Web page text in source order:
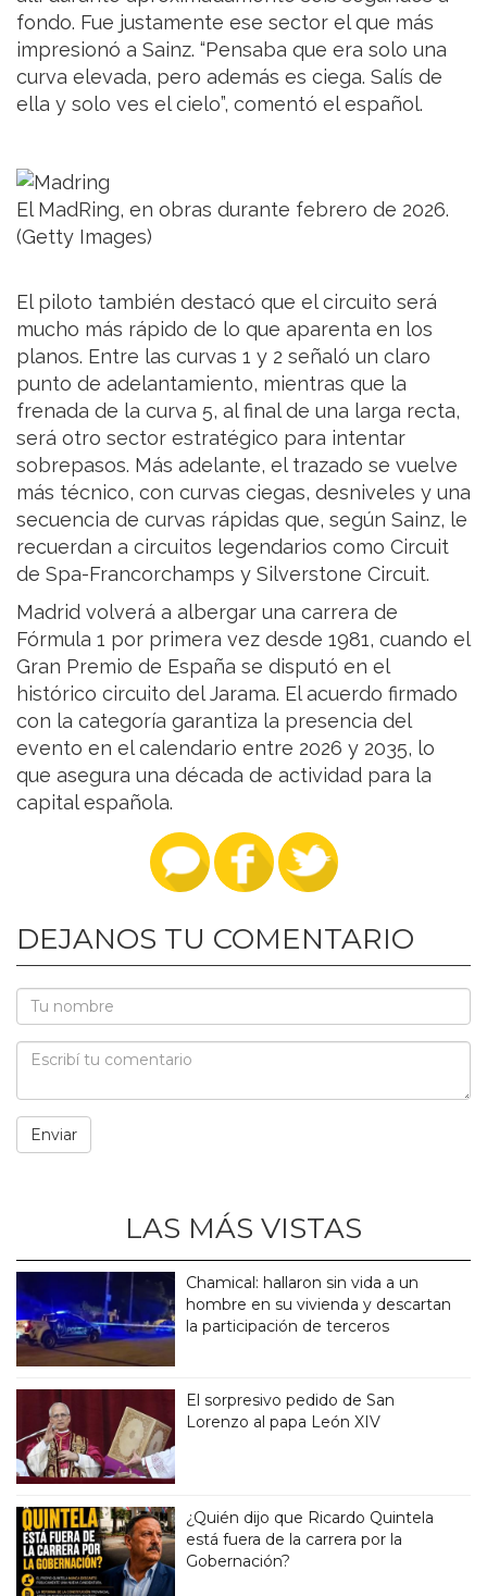
fondo. Fue justamente ese sector el que más
impresionó a Sainz. “Pensaba que era solo una
curva elevada, pero además es ciega. Salís de
ella y solo ves el cielo”, comentó el español.
El MadRing, en obras durante febrero de 2026.
(Getty Images)
El piloto también destacó que el circuito será
mucho más rápido de lo que aparenta en los
planos. Entre las curvas 1 y 2 señaló un claro
punto de adelantamiento, mientras que la
frenada de la curva 5, al final de una larga recta,
será otro sector estratégico para intentar
sobrepasos. Más adelante, el trazado se vuelve
más técnico, con curvas ciegas, desniveles y una
secuencia de curvas rápidas que, según Sainz, le
recuerdan a circuitos legendarios como Circuit
de Spa-Francorchamps y Silverstone Circuit.
Madrid volverá a albergar una carrera de
Fórmula 1 por primera vez desde 1981, cuando el
Gran Premio de España se disputó en el
histórico circuito del Jarama. El acuerdo firmado
con la categoría garantiza la presencia del
evento en el calendario entre 2026 y 2035, lo
que asegura una década de actividad para la
capital española.
DEJANOS TU COMENTARIO
LAS MÁS VISTAS
Chamical: hallaron sin vida a un
hombre en su vivienda y descartan
la participación de terceros
El sorpresivo pedido de San
Lorenzo al papa León XIV
¿Quién dijo que Ricardo Quintela
está fuera de la carrera por la
Gobernación?